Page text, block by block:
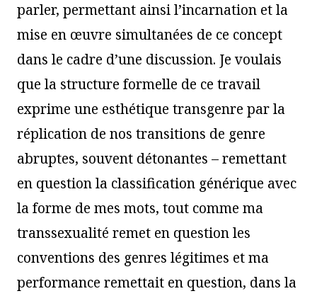
parler, permettant ainsi l’incarnation et la
mise en œuvre simultanées de ce concept
dans le cadre d’une discussion. Je voulais
que la structure formelle de ce travail
exprime une esthétique transgenre par la
réplication de nos transitions de genre
abruptes, souvent détonantes – remettant
en question la classification générique avec
la forme de mes mots, tout comme ma
transsexualité remet en question les
conventions des genres légitimes et ma
performance remettait en question, dans la